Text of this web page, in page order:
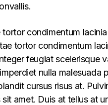
condimentum
tortor condimentum
feugiat scelerisque
nulla
cursus risus at.
sit amet. Duis at tellus at